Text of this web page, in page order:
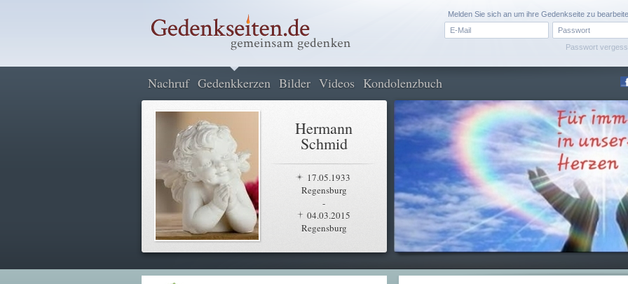
Passwort
Melden Sie sich an um ihre Gedenkseite zu
Nachruf Gedenkkerzen Bilder Videos Kondolenzbuch
Hermann
Schmid
17.05.1933
Regensburg
-
04.03.2015
Regensburg